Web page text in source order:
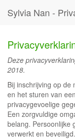
Sylvia Nan -
Deze
2018.
Bij inschrijving op de
en het sturen van
privacygevoelige
Een zorgvuldige
belang. Persoonlijke
verwerkt en beveiligd.